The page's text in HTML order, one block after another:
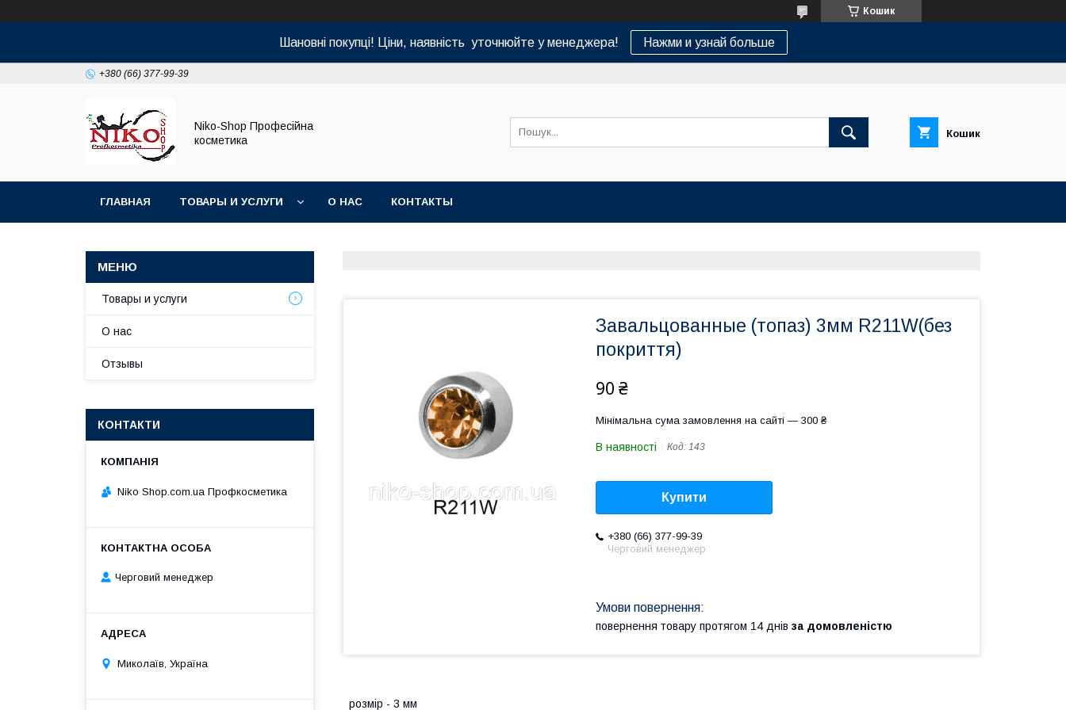
Кошик
Шановні покупці! Ціни, наявність уточнюйте у менеджера! Нажми и узнай больше
+380 (66) 377-99-39
Niko-Shop Професійна
косметика
Кошик
ГЛАВНАЯ ТОВАРЫ И УСЛУГИ О НАС КОНТАКТЫ
Завальцованные (топаз) 3мм R211W(без
покриття)
90 ₴
Мінімальна сума замовлення на сайті — 300 ₴
В наявності Код: 143
Купити
+380 (66) 377-99-39
Черговий менеджер
повернення товару протягом 14 днів за домовленістю
розмір - 3 мм
Товары и услуги
О нас
Отзывы
КОНТАКТИ
Niko Shop.com.ua Профкосметика
Черговий менеджер
Миколаїв, Україна